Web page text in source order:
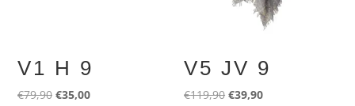
V1 H 9
€79,90 Ursprünglicher
€35,00Aktueller
V5 JV 9
€119,90 Ursprünglicher
€39,90Aktueller